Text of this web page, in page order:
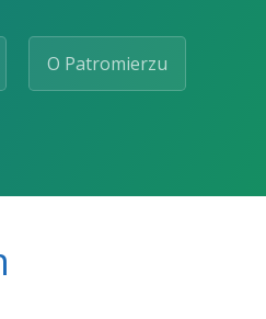
O Patromierzu